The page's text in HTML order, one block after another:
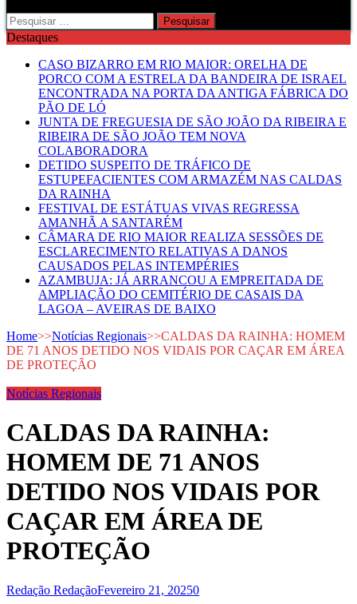
Pesquisar
por:
Destaques
CASO BIZARRO EM RIO MAIOR: ORELHA DE
PORCO COM A ESTRELA DA BANDEIRA DE ISRAEL
ENCONTRADA NA PORTA DA ANTIGA FÁBRICA DO
PÃO DE LÓ
JUNTA DE FREGUESIA DE SÃO JOÃO DA RIBEIRA E
RIBEIRA DE SÃO JOÃO TEM NOVA
COLABORADORA
DETIDO SUSPEITO DE TRÁFICO DE
ESTUPEFACIENTES COM ARMAZÉM NAS CALDAS
DA RAINHA
FESTIVAL DE ESTÁTUAS VIVAS REGRESSA
AMANHÃ A SANTARÉM
CÂMARA DE RIO MAIOR REALIZA SESSÕES DE
ESCLARECIMENTO RELATIVAS A DANOS
CAUSADOS PELAS INTEMPÉRIES
AZAMBUJA: JÁ ARRANCOU A EMPREITADA DE
AMPLIAÇÃO DO CEMITÉRIO DE CASAIS DA
LAGOA – AVEIRAS DE BAIXO
Home>>Notícias Regionais>>CALDAS DA RAINHA: HOMEM
DE 71 ANOS DETIDO NOS VIDAIS POR CAÇAR EM ÁREA
DE PROTEÇÃO
Notícias Regionais
CALDAS DA RAINHA:
HOMEM DE 71 ANOS
DETIDO NOS VIDAIS POR
CAÇAR EM ÁREA DE
PROTEÇÃO
Redação RedaçãoFevereiro 21, 20250